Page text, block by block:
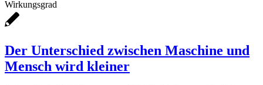
Wirkungsgrad
Der Unterschied zwischen Maschine und
Mensch wird kleiner